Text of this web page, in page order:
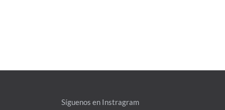
Síguenos en Instragram